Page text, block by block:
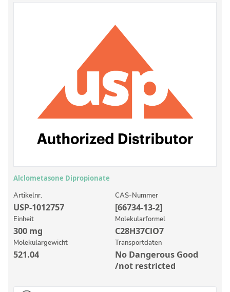
Referenzstandards für die Umweltanalytik
Referenzstandards für physikalische Eigenschaften
Organische Referenzstandards
Anorganische Referenzstandards
Laborvergleichsuntersuchungen (LVU/PT)
Laborbedarf und Verbrauchsmaterialien
Sonstige Standards
Übersicht: Kundenspezifische Standards
Organische Analyten | Rückstandsanalytik
Elementstandards in Öl
Metallstandards | Setting Up Samples (SUS)
Kundenspezifische Polymerstandards
Alclometasone Dipropionate
Artikelnr.
USP-1012757
CAS-Nummer
[66734-13-2]
Einheit
300 mg
Molekularformel
C28H37ClO7
Molekulargewicht
521.04
Transportdaten
No Dangerous Good
/not restricted